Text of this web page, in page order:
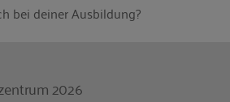
bei deiner Ausbildung?
2026